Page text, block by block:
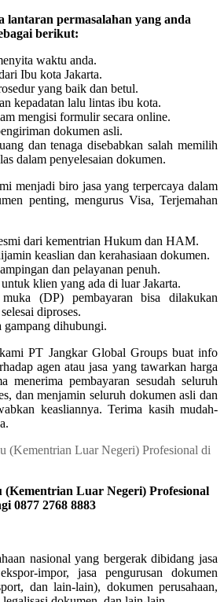
permasalahan yang anda
berikut:
waktu anda.
Ibu kota Jakarta.
yang baik dan betul.
kepadatan lalu lintas ibu kota.
mengisi formulir secara online.
dokumen asli.
dan tenaga disebabkan salah memilih
dalam penyelesaian dokumen.
menjadi biro jasa yang terpercaya dalam
penting, mengurus Visa, Terjemahan
dari kementrian Hukum dan HAM.
keaslian dan kerahasiaan dokumen.
dan pelayanan penuh.
klien yang ada di luar Jakarta.
(DP) pembayaran bisa dilakukan
diproses.
gampang dihubungi.
PT Jangkar Global Groups buat info
agen atau jasa yang tawarkan harga
menerima pembayaran sesudah seluruh
dan menjamin seluruh dokumen asli dan
keasliannya. Terima kasih mudah-
(Kementrian Luar Negeri) Profesional
0877 2768 8883
nasional yang bergerak dibidang jasa
impor, jasa pengurusan dokumen
dan lain-lain), dokumen perusahaan,